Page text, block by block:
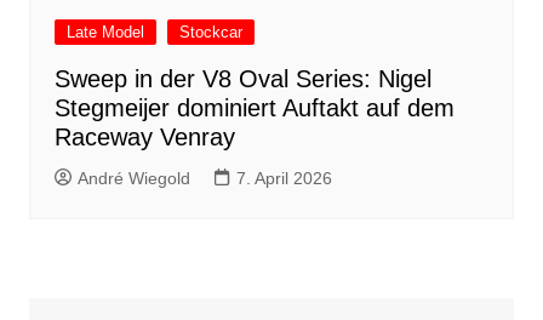
Late Model Stockcar
Sweep in der V8 Oval Series: Nigel
Stegmeijer dominiert Auftakt auf dem
Raceway Venray
André Wiegold 7. April 2026